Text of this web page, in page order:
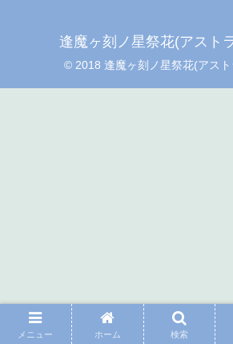
逢魔ヶ刻ノ星祭花(アスト
© 2018 逢魔ヶ刻ノ星祭花(アスト
メニュー ホーム 検索